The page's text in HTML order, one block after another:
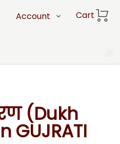
Account Cart
(Dukh